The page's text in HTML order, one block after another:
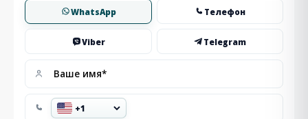
WhatsApp Телефон
Viber Telegram